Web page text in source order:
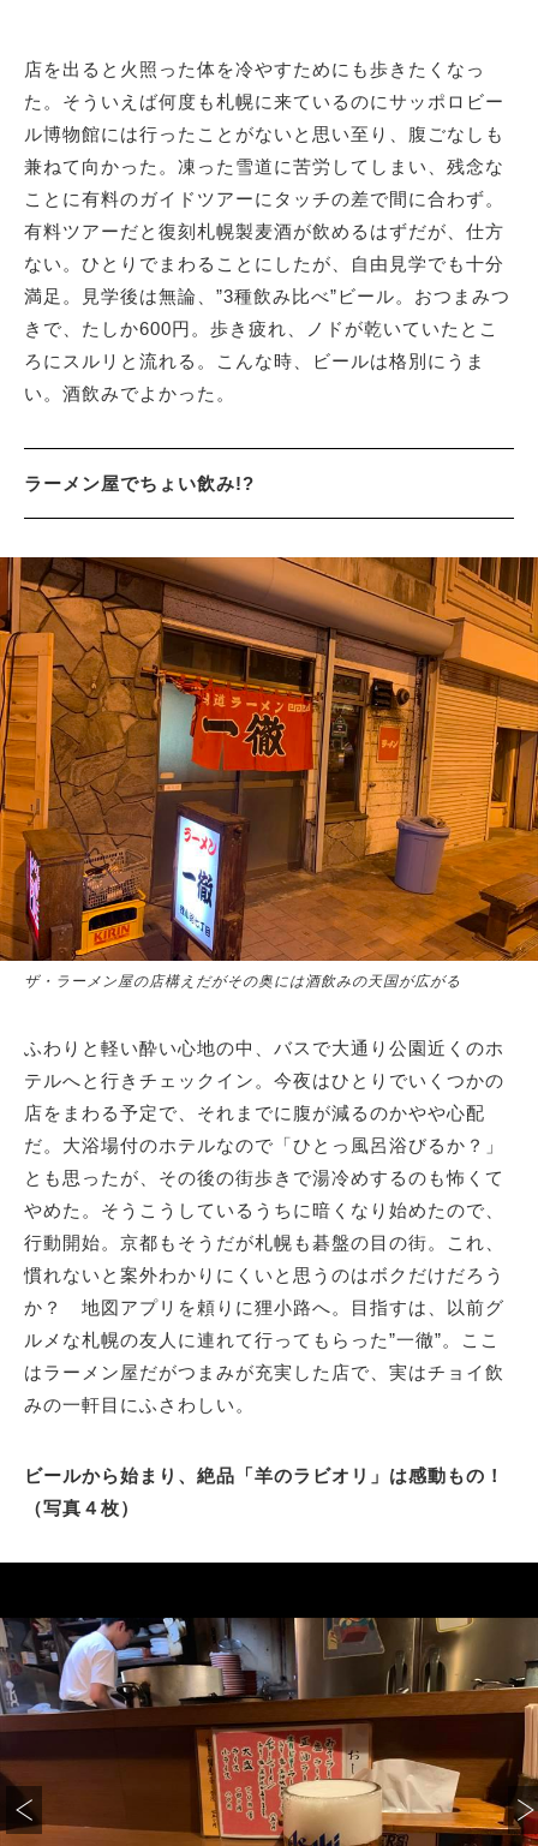
店を出ると火照った体を冷やすためにも歩きたくなっ
た。そういえば何度も札幌に来ているのにサッポロビー
ル博物館には行ったことがないと思い至り、腹ごなしも
兼ねて向かった。凍った雪道に苦労してしまい、残念な
ことに有料のガイドツアーにタッチの差で間に合わず。
有料ツアーだと復刻札幌製麦酒が飲めるはずだが、仕方
ない。ひとりでまわることにしたが、自由見学でも十分
満足。見学後は無論、”3種飲み比べ”ビール。おつまみつ
きで、たしか600円。歩き疲れ、ノドが乾いていたとこ
ろにスルリと流れる。こんな時、ビールは格別にうま
い。酒飲みでよかった。
ラーメン屋でちょい飲み!?
ザ・ラーメン屋の店構えだがその奥には酒飲みの天国が広がる
ふわりと軽い酔い心地の中、バスで大通り公園近くのホ
テルへと行きチェックイン。今夜はひとりでいくつかの
店をまわる予定で、それまでに腹が減るのかやや心配
だ。大浴場付のホテルなので「ひとっ風呂浴びるか？」
とも思ったが、その後の街歩きで湯冷めするのも怖くて
やめた。そうこうしているうちに暗くなり始めたので、
行動開始。京都もそうだが札幌も碁盤の目の街。これ、
慣れないと案外わかりにくいと思うのはボクだけだろう
か？ 地図アプリを頼りに狸小路へ。目指すは、以前グ
ルメな札幌の友人に連れて行ってもらった”一徹”。ここ
はラーメン屋だがつまみが充実した店で、実はチョイ飲
みの一軒目にふさわしい。
ビールから始まり、絶品「羊のラビオリ」は感動もの！
（写真４枚）